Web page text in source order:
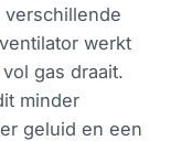
werkt
gas draait.
minder
geluid en een